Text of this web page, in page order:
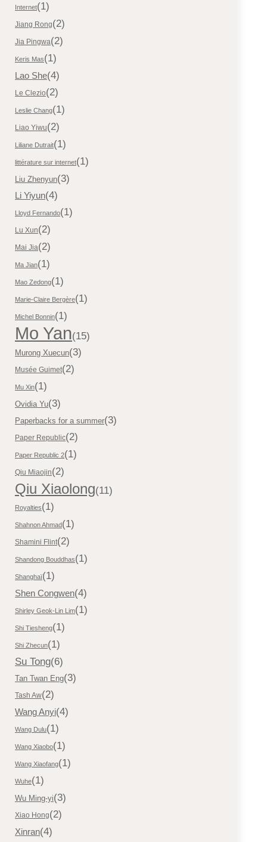
Internet(1)
Jiang Rong(2)
Jia Pingwa(2)
Keris Mas(1)
Lao She(4)
Le Clezio(2)
Leslie Chang(1)
Liao Yiwu(2)
Liliane Dutrait(1)
littérature sur internet(1)
Liu Zhenyun(3)
Li Yiyun(4)
Lloyd Fernando(1)
Lu Xun(2)
Mai Jia(2)
Ma Jian(1)
Mao Zedong(1)
Marie-Claire Bergère(1)
Michel Bonnin(1)
Mo Yan(15)
Murong Xuecun(3)
Musée Guimet(2)
Mu Xin(1)
Ovidia Yu(3)
Paperbacks for a summer(3)
Paper Republic(2)
Paper Republic 2(1)
Qiu Miaojin(2)
Qiu Xiaolong(11)
Royalties(1)
Shahnon Ahmad(1)
Shamini Flint(2)
Shandong Bouddhas(1)
Shanghaï(1)
Shen Congwen(4)
Shirley Geok-Lin Lim(1)
Shi Tiesheng(1)
Shi Zhecun(1)
Su Tong(6)
Tan Twan Eng(3)
Tash Aw(2)
Wang Anyi(4)
Wang Dulu(1)
Wang Xiaobo(1)
Wang Xiaofang(1)
Wuhe(1)
Wu Ming-yi(3)
Xiao Hong(2)
Xinran(4)